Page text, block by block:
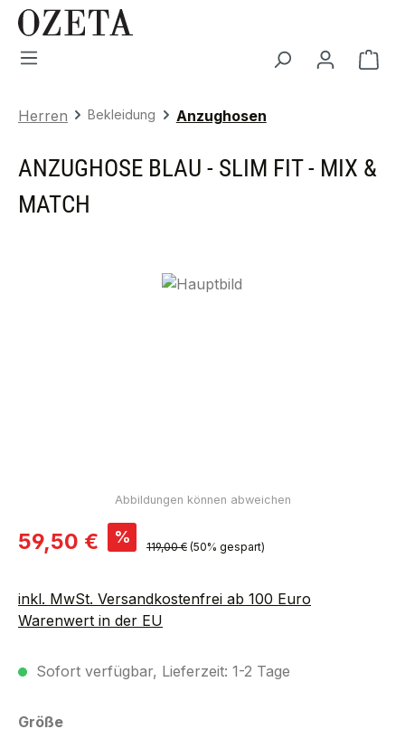
Zum Hauptinhalt springen
Herren Bekleidung Anzughosen
ANZUGHOSE BLAU - SLIM FIT - MIX &
MATCH
Bildergalerie überspringen
Verkaufspreis:
59,50 € % Regulärer Preis:
119,00 € (50% gespart)
inkl. MwSt. Versandkostenfrei ab 100 Euro
Warenwert in der EU
Sofort verfügbar, Lieferzeit: 1-2 Tage
Größeauswählen